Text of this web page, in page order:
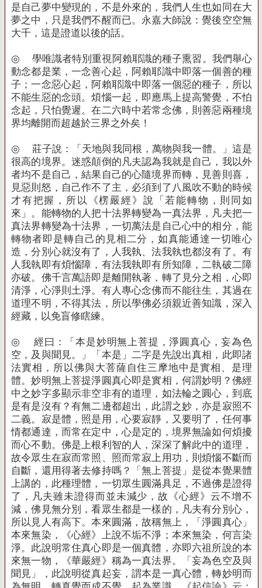
是自己夢中變現的，不是外來的，我們人生也如同在大
夢之中，只是我們不醒而已。永嘉大師說：覺後空空無
大千，這是證道以後的話。
◎
學唯識者特別重視阿賴耶識的種子熏習。我們舉心
動念都是業，一念善心起，阿賴耶識中即落一個善的種
子；一念惡心起，阿賴耶識中即落一個惡的種子，所以
不能生惡的念頭。煩惱一起，即應馬上提高警覺，不怕
念起，只怕覺遲。在二六時中若常念佛，則善惡兩種境
界均離開而超越於三界之外矣！
◎
莊子說：「天地與我同根，萬物與我一體。」這是
很高的境界。迷惑顛倒的凡夫認為我就是自己，我以外
者均不是自己，結果自己的心隨境界而轉，見善則喜，
見惡則怒，自己作不了主，必須到了八風吹不動的時候
才有把握，所以《楞嚴經》說「若能轉物，則同如
來」。能轉物的人把十法界轉變為一真法界，凡夫把一
真法界轉變為十法界，一切萬法是自己心中的相分，能
轉物者即是轉自己的見相二分，如真能通達一切唯心
造，分別心就沒有了，人我執、法我執也都沒有了。有
人我執即有煩惱障，有法我執即有所知障，二執破二障
亦破。佛千言萬語即是離開執著，轉了見分之相，心即
清淨，心淨則土淨。有人專心念佛而不能往生，其過在
道理不明，不得其法，所以學佛必須親近善知識，深入
經藏，以免盲修瞎練。
◎
經曰：「本是妙明無上菩提，淨圓真心，妄為色
空，及與聞見。」「本是」二字是先說出真相，此即諸
法實相，所以佛與大菩薩自住三摩地中是實相、是理
體。妙明無上菩提淨圓真心即是實相，何謂妙明？佛經
中之妙字多顯示非空非有的道理，如法輪之圓心，到底
是有是沒有？有無二邊都超出，此謂之妙，亦是寂照不
二義。寂是體，照是用，心要寂靜，又要明了，任何事
情都通達，而常在定中，心是定的，境界無論如何煩擾
而心不動。佛是上根利智的人，深深了解此中的道理，
故令眾生在寂而常照、照而常寂上用功，則煩惱不斷而
自斷，還用得著去修持嗎？「無上菩提」是從本覺果體
上講的，此種理體，一切眾生圓滿具足，不過佛是證得
了，凡夫雖未證得而並未減少，故《心經》云不增不
減，佛見無分別，看眾生都是一樣的，凡夫有分別心，
所以見人有高下。本來圓滿，故稱無上，「淨圓真心」
本來無染，《心經》上說不垢不淨；本來無染，何言染
淨。此說明常住真心即是一個真體，亦即六祖所說的本
來無一物，《華嚴經》稱為一真法界。「妄為色空及與
聞見」，此說明從真起妄，謂本是一真心體，轉妙明而